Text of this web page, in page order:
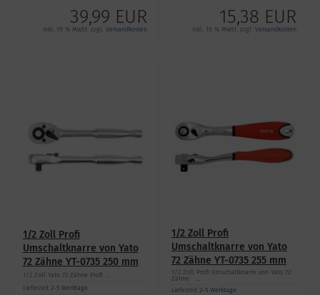
39,99 EUR
inkl. 19 % MwSt. zzgl.Versandkosten
15,38 EUR
inkl. 19 % MwSt. zzgl. Versandkosten
1/2 Zoll Profi
Umschaltknarre von Yato
72 Zähne YT-0735 250 mm
1/2 Zoll Yato 72 Zähne Profi ...
Lieferzeit 2-5 Werktage
1/2 Zoll Profi
Umschaltknarre von Yato
72 Zähne YT-0735 255 mm
1/2 Zoll Profi Umschaltknarre von Yato 72
Zähne ...
Lieferzeit 2-5 Werktage